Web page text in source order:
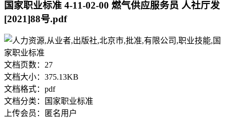
国家职业标准 4-11-02-00 燃气供应服务员 人社厅发
[2021]88号.pdf
文档页数： 27
文档大小： 375.13KB
文档格式： pdf
文档分类：
国家职业标准
上传会员：
匿名用户